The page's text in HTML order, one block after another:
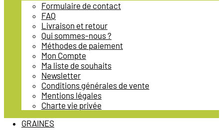
Formulaire de contact
FAQ
Livraison et retour
Qui sommes-nous ?
Méthodes de paiement
Mon Compte
Ma liste de souhaits
Newsletter
Conditions générales de vente
Mentions légales
Charte vie privée
GRAINES